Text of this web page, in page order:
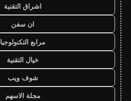
اشراق التقنية
ان سفن
مرابع التكنولوجيا
خيال التقنية
شوف ويب
مجلة الاسهم